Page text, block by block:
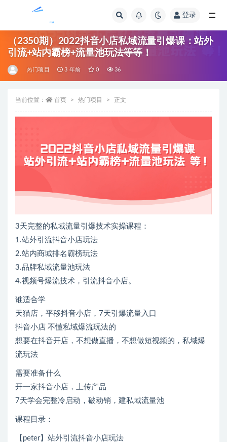
登录
（2350期）2022抖音小店私域流量引爆课：站外
引流+站内霸榜+流量池玩法等等！
热门项目 3 年前 0 36
当前位置： 首页 热门项目 正文
3天完整的私域流量引爆技术实操课程：
1.站外引流抖音小店玩法
2.站内商城排名霸榜玩法
3.品牌私域流量池玩法
4.视频号爆流技术，引流抖音小店。
谁适合学
天猫店，平移抖音小店，7天引爆流量入口
抖音小店 不懂私域爆流玩法的
想要在抖音开店，不想做直播，不想做短视频的，私域爆
流玩法
需要准备什么
开一家抖音小店，上传产品
7天学会完整冷启动，破动销，建私域流量池
课程目录：
【peter】站外引流抖音小店玩法